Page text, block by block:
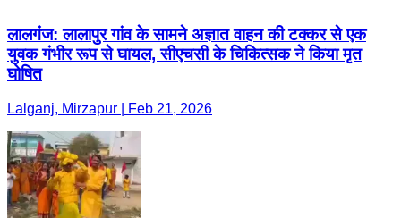
लालगंज: लालापुर गांव के सामने अज्ञात वाहन की टक्कर से एक
युवक गंभीर रूप से घायल, सीएचसी के चिकित्सक ने किया मृत
घोषित
Lalganj, Mirzapur | Feb 21, 2026